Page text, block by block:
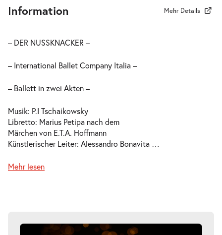
Information Mehr Details
– DER NUSSKNACKER –
– International Ballet Company Italia –
– Ballett in zwei Akten –
Musik: P.I Tschaikowsky
Libretto: Marius Petipa nach dem
Märchen von E.T.A. Hoffmann
Künstlerischer Leiter: Alessandro Bonavita …
Mehr lesen